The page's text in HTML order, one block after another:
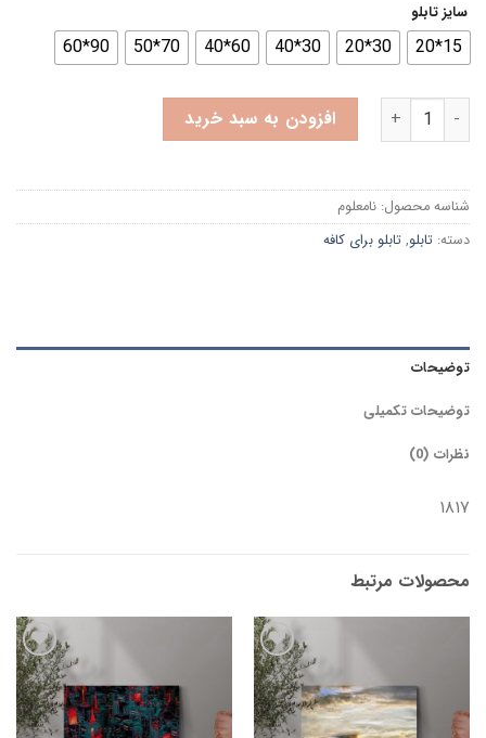
سایز تابلو
15*20
30*20
30*40
60*40
70*50
90*60
تابلو برای کافه طرح فوق العاده یک فنجان لاته قجری عدد
افزودن به سبد خرید
شناسه محصول: نامعلوم
دسته: تابلو, تابلو برای کافه
توضیحات
توضیحات تکمیلی
نظرات (0)
۱۸۱۷
محصولات مرتبط
افزودن
به
افزودن
به